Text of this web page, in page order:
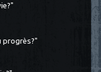
progrès?"